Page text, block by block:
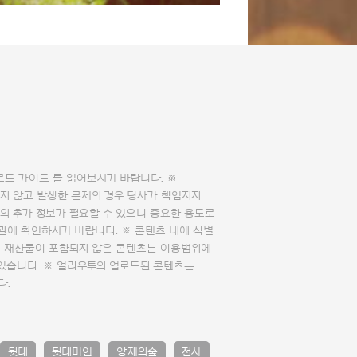
드 가이드 를 읽어보시기 바랍니다. ※
않고 발생한 문제의 경우 당사가 책임지지
추가 정보가 필요할 수 있으니 중요한 용도로
에 확인하시기 바랍니다. ※ 콘텐츠 내에 식별
산물이 포함되지 않은 콘텐츠는 이용범위에
습니다. ※ 얼라우투의 업로드된 콘텐츠는
.
뒷태 뒷태미인 양재의숲 전사